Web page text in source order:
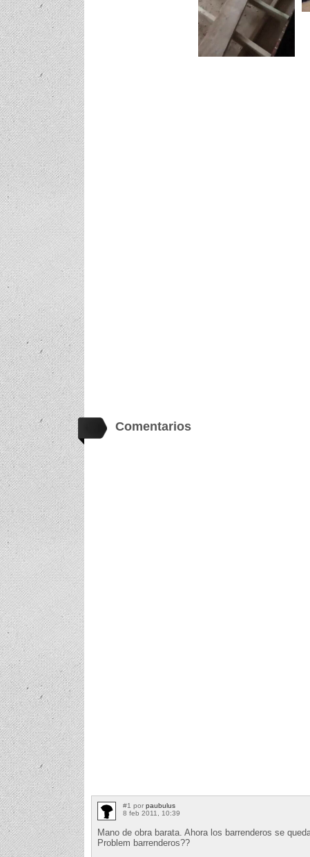
Comentarios
#1 por paubulus
8 feb 2011, 10:39
Mano de obra barata. Ahora los barrenderos se
Problem barrenderos??